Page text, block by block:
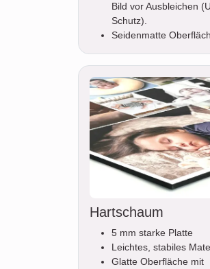
Bild vor Ausbleichen
Schutz).
Seidenmatte
Hartschaum
5 mm starke Platte
Leichtes, stabiles
Glatte Oberfläche mit